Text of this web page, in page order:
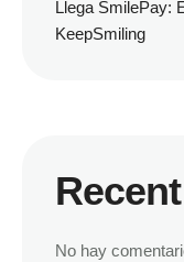
Llega SmilePay:
KeepSmiling
No hay